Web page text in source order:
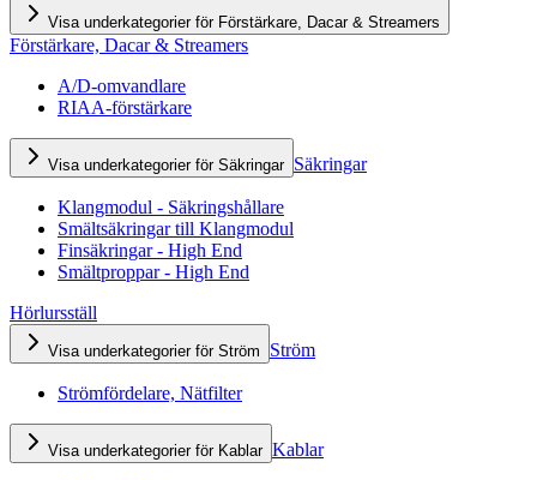
Visa underkategorier för Förstärkare, Dacar & Streamers
Förstärkare, Dacar & Streamers
A/D-omvandlare
RIAA-förstärkare
Visa underkategorier för Säkringar Säkringar
Klangmodul - Säkringshållare
Smältsäkringar till Klangmodul
Finsäkringar - High End
Smältproppar - High End
Hörlursställ
Visa underkategorier för Ström Ström
Strömfördelare, Nätfilter
Visa underkategorier för Kablar Kablar